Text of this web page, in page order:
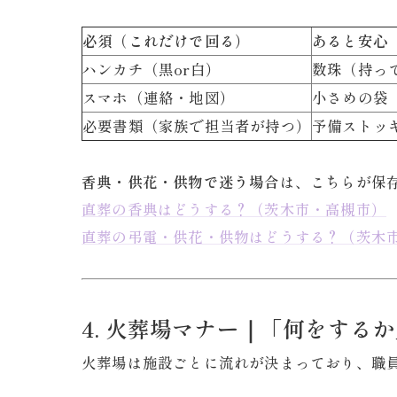
必須（これだけで回る）
あると安心
ハンカチ（黒or白）
数珠（持っ
スマホ（連絡・地図）
小さめの袋
必要書類（家族で担当者が持つ） 予備ストッ
香典・供花・供物で迷う場合は、こちらが保
直葬の香典はどうする？（茨木市・高槻市）
直葬の弔電・供花・供物はどうする？（茨木
4. 火葬場マナー｜「何をする
火葬場は施設ごとに流れが決まっており、